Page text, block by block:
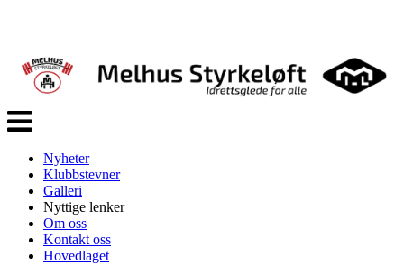
Veksle
navigasjon
Nyheter
Klubbstevner
Galleri
Nyttige lenker
Om oss
Kontakt oss
Hovedlaget